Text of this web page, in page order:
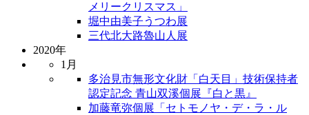
メリークリスマス」
堀中由美子うつわ展
三代北大路魯山人展
2020年
1月
多治見市無形文化財「白天目」技術保持者
認定記念 青山双溪個展『白と黒』
加藤竜弥個展「セトモノヤ・デ・ラ・ル